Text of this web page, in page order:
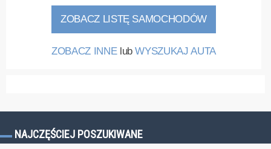
ZOBACZ LISTĘ SAMOCHODÓW
ZOBACZ INNElubWYSZUKAJ AUTA
NAJCZĘŚCIEJ POSZUKIWANE